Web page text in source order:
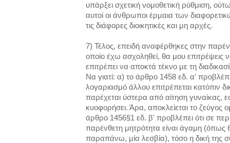
υπάρξει σχετική νομοθετική ρύθμιση,
αυτοί οι άνθρωποι έρμαια των
τις διάφορες διοικητικές και μη αρχές.
7) Τέλος, επειδή αναφέρθηκες στην
οποίο έχω ασχοληθεί, θα μου επιτρέψεις
επιτρέπει να αποκτά τέκνο με τη
Να γιατί: α) το άρθρο 1458 εδ. α'
λογαριασμό άλλου επιτρέπεται κατόπιν
παρέχεται ύστερα από αίτηση γυναίκας,
κυοφορήσει. Άρα, αποκλείεται το
άρθρο 1456§1 εδ. β' προβλέπει ότι σε
παρένθετη μητρότητα είναι άγαμη (όπως
παραπάνω, μία λεσβία), τόσο η δική της